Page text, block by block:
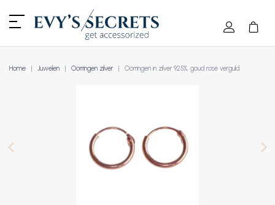
Home Juwelen Oorringen zilver Oorringen in zilver 925%, goud rose verguld